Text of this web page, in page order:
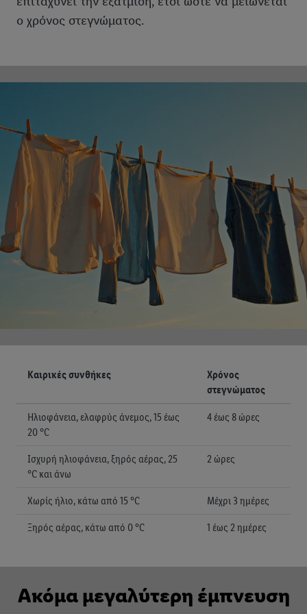
ο χρόνος στεγνώματος.
Καιρικές συνθήκες
Χρόνος
στεγνώματος
Ηλιοφάνεια, ελαφρύς άνεμος, 15 έως
20 °C
4 έως 8 ώρες
Ισχυρή ηλιοφάνεια, ξηρός αέρας, 25
°C και άνω
2 ώρες
Χωρίς ήλιο, κάτω από 15 °C Μέχρι 3 ημέρες
Ξηρός αέρας, κάτω από 0 °C 1 έως 2 ημέρες
Ακόμα μεγαλύτερη έμπνευση
Κάνοντας κλικ στην επιλογή «Απόρριψη», επιτρέπετε μόνο τη
χρήση των τεχνικά απαραίτητων τεχνολογιών. Κάνοντας κλικ
μπορείτε να βρείτε στην
βρείτε τα νομικά στοιχεία της εταιρείας μας εδώ.